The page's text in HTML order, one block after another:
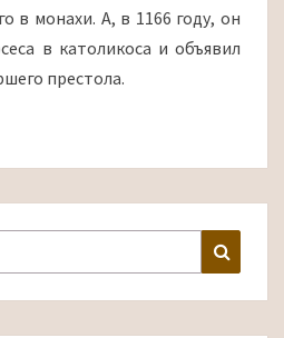
в монахи. А, в 1166 году, он
в католикоса и объявил
престола.